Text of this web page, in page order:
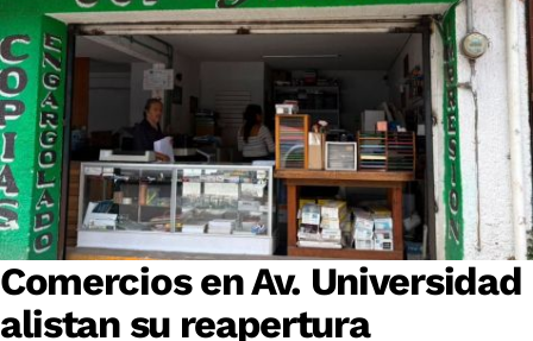
Comercios en Av. Universidad
alistan su reapertura